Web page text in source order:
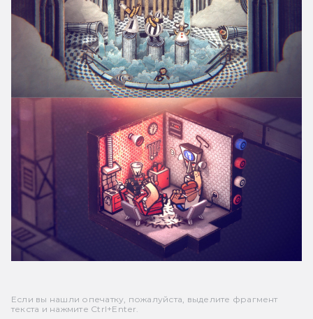
Если вы нашли опечатку, пожалуйста, выделите фрагмент
текста и нажмите Ctrl+Enter.